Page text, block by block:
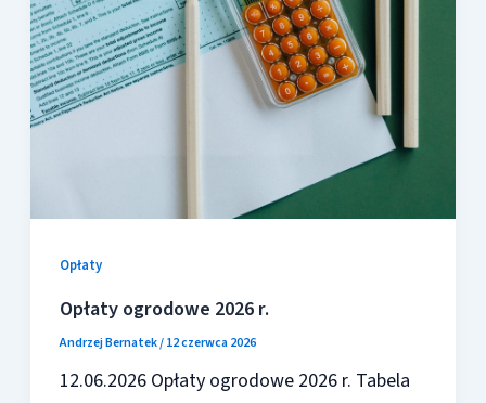
Opłaty
Opłaty ogrodowe 2026 r.
Andrzej Bernatek/12 czerwca 2026
12.06.2026 Opłaty ogrodowe 2026 r. Tabela